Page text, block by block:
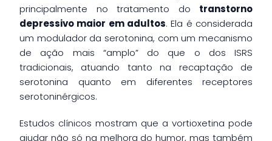
principalmente no tratamento do transtorno
depressivo maior em adultos. Ela é considerada
um modulador da serotonina, com um mecanismo
de ação mais “amplo” do que o dos ISRS
tradicionais, atuando tanto na recaptação de
serotonina quanto em diferentes receptores
serotoninérgicos.
Estudos clínicos mostram que a vortioxetina pode
ajudar não só na melhora do humor, mas também